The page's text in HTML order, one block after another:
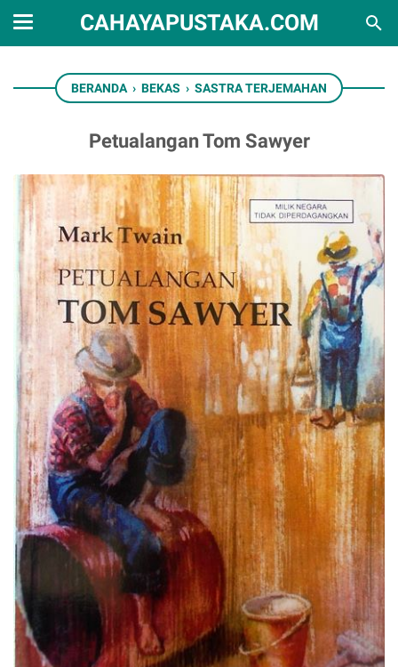
CAHAYAPUSTAKA.COM
BERANDA › BEKAS › SASTRA TERJEMAHAN
Petualangan Tom Sawyer